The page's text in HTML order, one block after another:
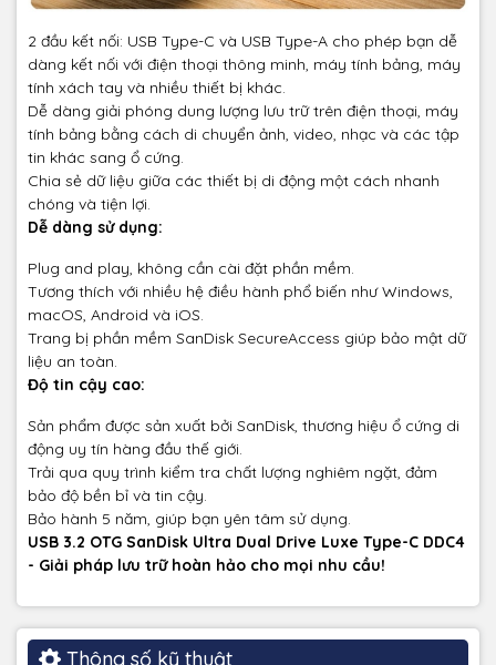
2 đầu kết nối: USB Type-C và USB Type-A cho phép bạn dễ
dàng kết nối với điện thoại thông minh, máy tính bảng, máy
tính xách tay và nhiều thiết bị khác.
Dễ dàng giải phóng dung lượng lưu trữ trên điện thoại, máy
tính bảng bằng cách di chuyển ảnh, video, nhạc và các tập
tin khác sang ổ cứng.
Chia sẻ dữ liệu giữa các thiết bị di động một cách nhanh
chóng và tiện lợi.
Dễ dàng sử dụng:
Plug and play, không cần cài đặt phần mềm.
Tương thích với nhiều hệ điều hành phổ biến như Windows,
macOS, Android và iOS.
Trang bị phần mềm SanDisk SecureAccess giúp bảo mật dữ
liệu an toàn.
Độ tin cậy cao:
Sản phẩm được sản xuất bởi SanDisk, thương hiệu ổ cứng di
động uy tín hàng đầu thế giới.
Trải qua quy trình kiểm tra chất lượng nghiêm ngặt, đảm
bảo độ bền bỉ và tin cậy.
Bảo hành 5 năm, giúp bạn yên tâm sử dụng.
USB 3.2 OTG SanDisk Ultra Dual Drive Luxe Type-C DDC4
- Giải pháp lưu trữ hoàn hảo cho mọi nhu cầu!
Thông số kỹ thuật